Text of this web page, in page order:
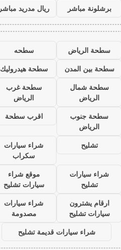
برشلونة مباشر
ريال مدريد مباشر
سطحة الرياض
سطحه
سطحة بين المدن
سطحة هيدروليك
سطحة شمال
الرياض
سطحة غرب
الرياض
سطحة جنوب
الرياض
اقرب سطحة
تشليح
شراء سيارات
سكراب
شراء سيارات
تشليح
موقع شراء
سيارات تشليح
ارقام يشترون
سيارات تشليح
شراء سيارات
مصدومة
شراء سيارات قديمة تشليح